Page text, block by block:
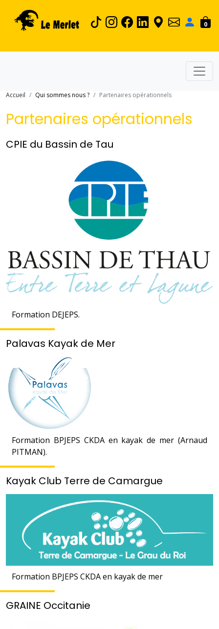
0
Accueil Qui sommes nous ? Partenaires opérationnels
Partenaires opérationnels
CPIE du Bassin de Tau
Formation DEJEPS.
Palavas Kayak de Mer
Formation BPJEPS CKDA en kayak de mer (Arnaud
PITMAN).
Kayak Club Terre de Camargue
Formation BPJEPS CKDA en kayak de mer
GRAINE Occitanie